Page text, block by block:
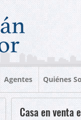
Agentes Quiénes
Casa en venta